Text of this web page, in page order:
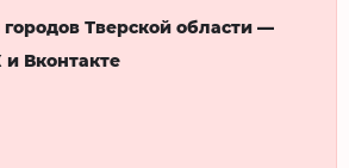
Тверской области —
Вконтакте